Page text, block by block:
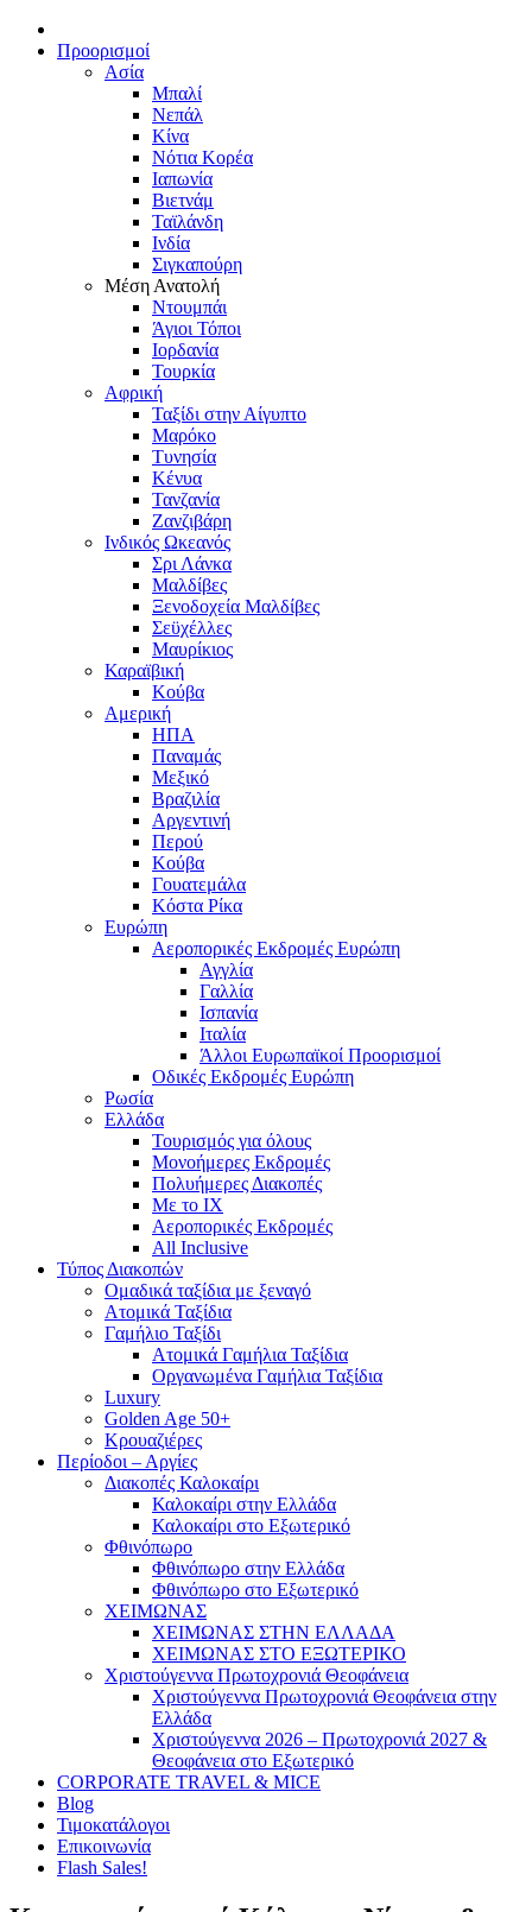
Προορισμοί
Ασία
Μπαλί
Νεπάλ
Κίνα
Νότια Κορέα
Ιαπωνία
Βιετνάμ
Ταϊλάνδη
Ινδία
Σιγκαπούρη
Μέση Ανατολή
Ντουμπάι
Άγιοι Τόποι
Ιορδανία
Τουρκία
Αφρική
Ταξίδι στην Αίγυπτο
Μαρόκο
Τυνησία
Κένυα
Τανζανία
Ζανζιβάρη
Ινδικός Ωκεανός
Σρι Λάνκα
Μαλδίβες
Ξενοδοχεία Μαλδίβες
Σεϋχέλλες
Μαυρίκιος
Καραϊβική
Κούβα
Αμερική
ΗΠΑ
Παναμάς
Μεξικό
Βραζιλία
Αργεντινή
Περού
Κούβα
Γουατεμάλα
Κόστα Ρίκα
Ευρώπη
Αεροπορικές Εκδρομές Ευρώπη
Αγγλία
Γαλλία
Ισπανία
Ιταλία
Άλλοι Ευρωπαϊκοί Προορισμοί
Οδικές Εκδρομές Ευρώπη
Ρωσία
Ελλάδα
Τουρισμός για όλους
Mονοήμερες Εκδρομές
Πολυήμερες Διακοπές
Με το ΙΧ
Αεροπορικές Εκδρομές
All Inclusive
Τύπος Διακοπών
Ομαδικά ταξίδια με ξεναγό
Ατομικά Ταξίδια
Γαμήλιο Ταξίδι
Ατομικά Γαμήλια Ταξίδια
Οργανωμένα Γαμήλια Ταξίδια
Luxury
Golden Age 50+
Κρουαζιέρες
Περίοδοι – Αργίες
Διακοπές Καλοκαίρι
Καλοκαίρι στην Ελλάδα
Καλοκαίρι στο Εξωτερικό
Φθινόπωρο
Φθινόπωρο στην Ελλάδα
Φθινόπωρο στο Εξωτερικό
ΧΕΙΜΩΝΑΣ
ΧΕΙΜΩΝΑΣ ΣΤΗΝ ΕΛΛΑΔΑ
ΧΕΙΜΩΝΑΣ ΣΤΟ ΕΞΩΤΕΡΙΚΟ
Χριστούγεννα Πρωτοχρονιά Θεοφάνεια
Χριστούγεννα Πρωτοχρονιά Θεοφάνεια στην
Ελλάδα
Χριστούγεννα 2026 – Πρωτοχρονιά 2027 &
Θεοφάνεια στο Εξωτερικό
CORPORATE TRAVEL & MICE
Blog
Τιμοκατάλογοι
Επικοινωνία
Flash Sales!